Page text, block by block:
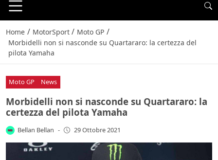
Home / MotorSport / Moto GP /
Morbidelli non si nasconde su Quartararo: la certezza del
pilota Yamaha
Moto GP News
Morbidelli non si nasconde su Quartararo: la
certezza del pilota Yamaha
Bellan Bellan - 29 Ottobre 2021